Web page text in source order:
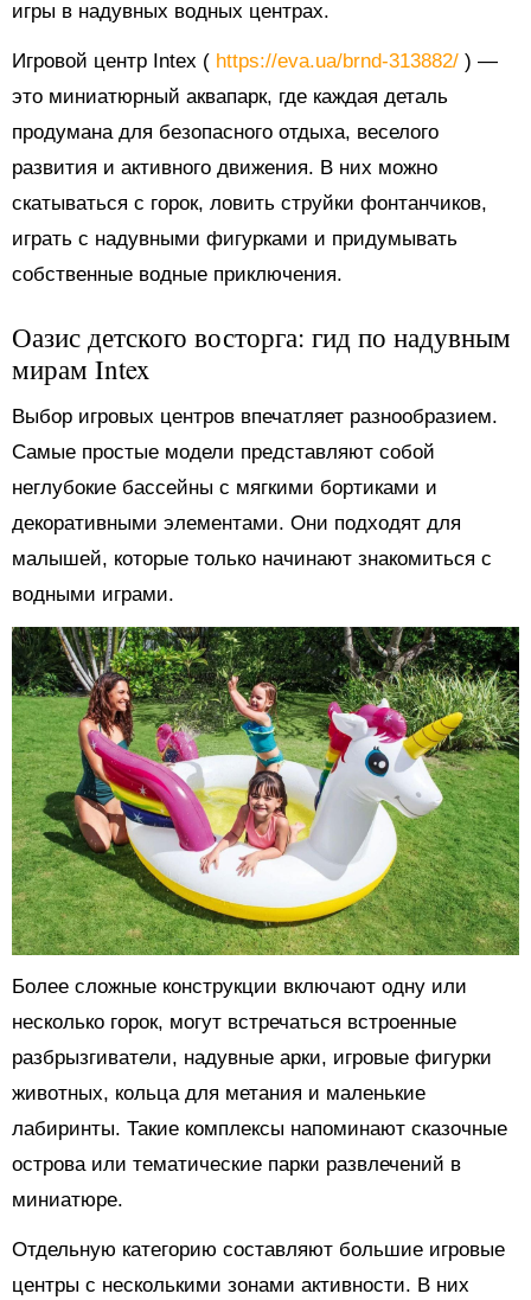
игры в надувных водных центрах.
Игровой центр Intex ( https://eva.ua/brnd-313882/ ) —
это миниатюрный аквапарк, где каждая деталь
продумана для безопасного отдыха, веселого
развития и активного движения. В них можно
скатываться с горок, ловить струйки фонтанчиков,
играть с надувными фигурками и придумывать
собственные водные приключения.
Оазис детского восторга: гид по надувным
мирам Intex
Выбор игровых центров впечатляет разнообразием.
Самые простые модели представляют собой
неглубокие бассейны с мягкими бортиками и
декоративными элементами. Они подходят для
малышей, которые только начинают знакомиться с
водными играми.
Более сложные конструкции включают одну или
несколько горок, могут встречаться встроенные
разбрызгиватели, надувные арки, игровые фигурки
животных, кольца для метания и маленькие
лабиринты. Такие комплексы напоминают сказочные
острова или тематические парки развлечений в
миниатюре.
Отдельную категорию составляют большие игровые
центры с несколькими зонами активности. В них